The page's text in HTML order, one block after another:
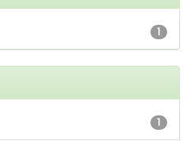
1
1